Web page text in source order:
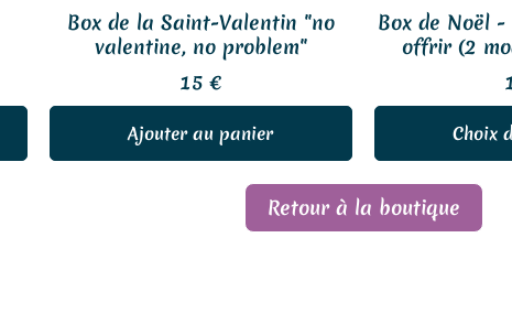
Box de la Saint-Valentin "no
valentine, no problem"
15€
Ajouter au panier
Box de Noël
offrir (2
Choix
la
page
Retour à la boutique